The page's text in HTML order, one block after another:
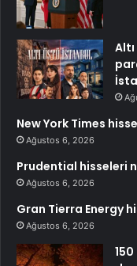
New York Times
Ağustos 6, 2026
Prudential hisseleri
Ağustos 6, 2026
Gran Tierra Energy
Ağustos 6, 2026